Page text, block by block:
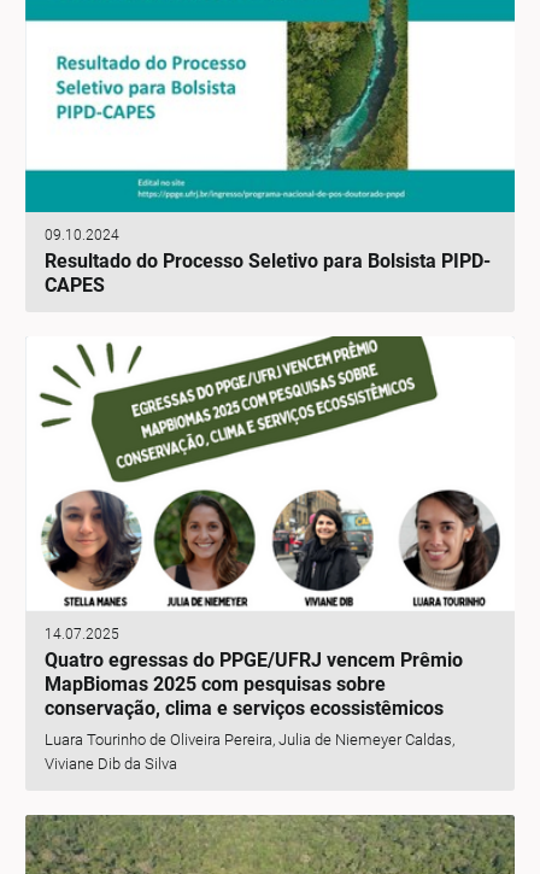
09.10.2024
Resultado do Processo Seletivo para Bolsista PIPD-
CAPES
14.07.2025
Quatro egressas do PPGE/UFRJ vencem Prêmio
MapBiomas 2025 com pesquisas sobre
conservação, clima e serviços ecossistêmicos
Luara Tourinho de Oliveira Pereira, Julia de Niemeyer Caldas,
Viviane Dib da Silva